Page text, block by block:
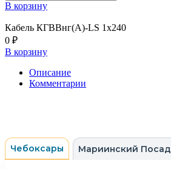
В корзину
Кабель КГВВнг(А)-LS 1х240
0 ₽
В корзину
Описание
Комментарии
Чебоксары Мариинский Посад